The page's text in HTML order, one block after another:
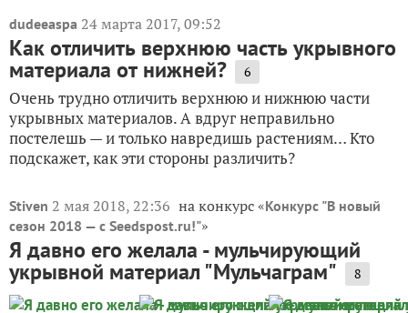
dudeeaspa 24 марта 2017, 09:52
Как отличить верхнюю часть укрывного
материала от нижней? 6
Очень трудно отличить верхнюю и нижнюю части
укрывных материалов. А вдруг неправильно
постелешь — и только навредишь растениям… Кто
подскажет, как эти стороны различить?
Stiven 2 мая 2018, 22:36 на конкурс «Конкурс "В новый
сезон 2018 — с Seedspost.ru!"»
Я давно его желала - мульчирующий
укрывной материал "Мульчаграм" 8